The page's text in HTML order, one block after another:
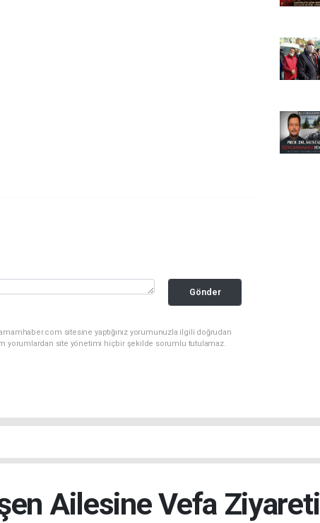
Gönder
sitesine yaptığınız yorumunuzla ilgili doğrudan
yorumlardan site yönetimi hiçbir şekilde sorumlu tutulamaz.
Ailesine Vefa Ziyareti